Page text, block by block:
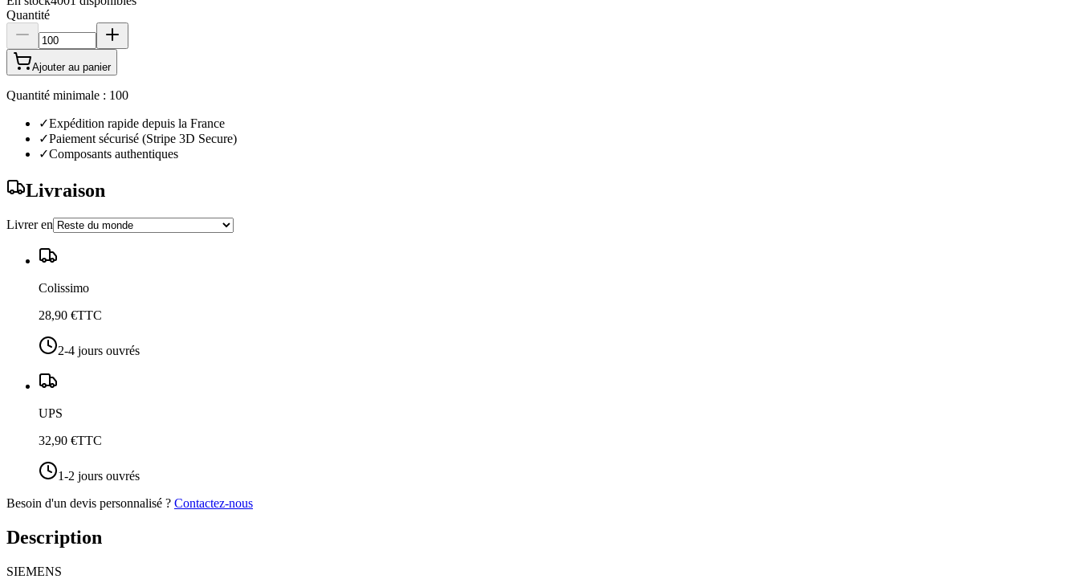
Quantité
Ajouter au panier
Quantité minimale : 100
✓Expédition rapide depuis la France
✓Paiement sécurisé (Stripe 3D Secure)
✓Composants authentiques
Livraison
Livrer en
Colissimo
28,90 €TTC
2-4 jours ouvrés
UPS
32,90 €TTC
1-2 jours ouvrés
Besoin d'un devis personnalisé ? Contactez-nous
Description
SIEMENS